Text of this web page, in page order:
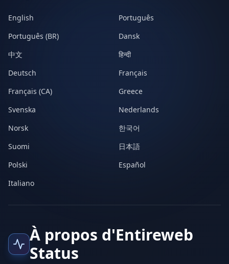
English
Português
Português (BR)
Dansk
中文
हिन्दी
Deutsch
Français
Français (CA)
Greece
Svenska
Nederlands
Norsk
한국어
Suomi
日本語
Polski
Español
Italiano
À propos d'Entireweb
Status